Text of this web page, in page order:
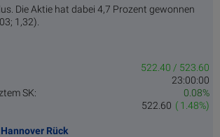
Die Aktie hat dabei 4,7 Prozent gewonnen
1,32).
522.40 / 523.60
23:00:00
SK:
0.08%
( 1.48%)
522.60
Hannover Rück